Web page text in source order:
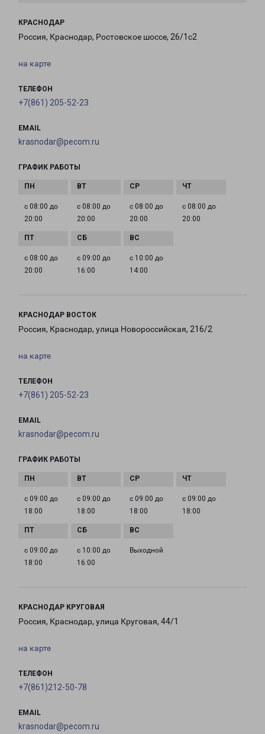
КРАСНОДАР
Россия, Краснодар, Ростовское шоссе, 26/1с2
на карте
ТЕЛЕФОН
+7(861) 205-52-23
EMAIL
krasnodar@pecom.ru
ГРАФИК РАБОТЫ
с 08:00 до
20:00
с 08:00 до
20:00
с 08:00 до
20:00
с 08:00 до
20:00
с 08:00 до
20:00
с 09:00 до
16:00
с 10:00 до
14:00
КРАСНОДАР ВОСТОК
Россия, Краснодар, улица Новороссийская, 216/2
на карте
ТЕЛЕФОН
+7(861) 205-52-23
EMAIL
krasnodar@pecom.ru
ГРАФИК РАБОТЫ
с 09:00 до
18:00
с 09:00 до
18:00
с 09:00 до
18:00
с 09:00 до
18:00
с 09:00 до
18:00
с 10:00 до
16:00
Выходной
КРАСНОДАР КРУГОВАЯ
Россия, Краснодар, улица Круговая, 44/1
на карте
ТЕЛЕФОН
+7(861)212-50-78
EMAIL
krasnodar@pecom.ru